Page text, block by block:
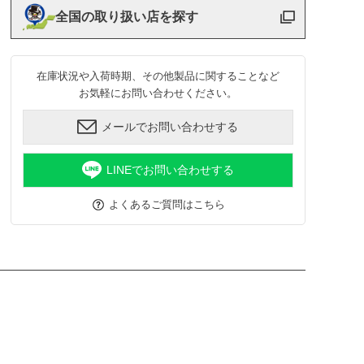
全国の取り扱い店を探す
在庫状況や入荷時期、その他製品に関することなど
お気軽にお問い合わせください。
メールでお問い合わせする
LINEでお問い合わせする
よくあるご質問はこちら